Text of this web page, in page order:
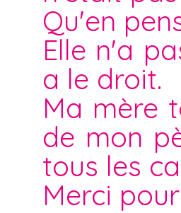
Qu'en
Elle n'a
a le droit.
Ma mère
de mon
tous les
Merci